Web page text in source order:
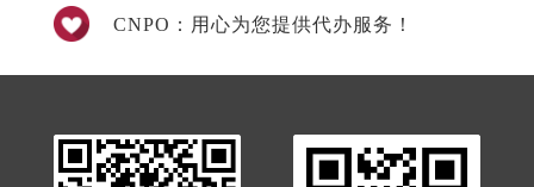
CNPO：用心为您提供代办服务！